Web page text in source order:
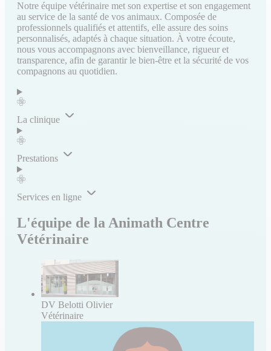
Notre équipe vétérinaire met son expertise et son engagement
au service de la santé de vos animaux. Composée de
professionnels qualifiés et attentifs, elle assure des soins
personnalisés, adaptés à chaque situation. À votre écoute,
nous vous accompagnons avec bienveillance, rigueur et
transparence, afin de garantir le bien-être et la sécurité de vos
compagnons au quotidien.
La clinique
Prestations
Services en ligne
L'équipe de la Animath Centre
Vétérinaire
DV Belotti Olivier
Vétérinaire